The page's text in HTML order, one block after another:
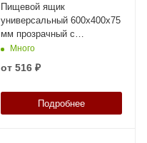
Пищевой ящик
универсальный 600х400х75
мм прозрачный с
перфорированными
Много
от 516 ₽
Подробнее